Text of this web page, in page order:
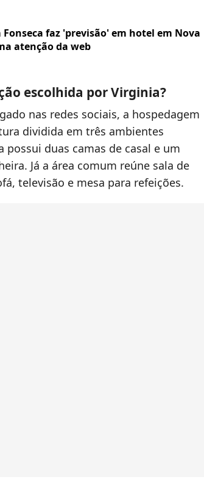
faz 'previsão' em hotel em Nova
atenção da web
escolhida por Virginia?
nas redes sociais, a hospedagem
dividida em três ambientes
duas camas de casal e um
Já a área comum reúne sala de
televisão e mesa para refeições.